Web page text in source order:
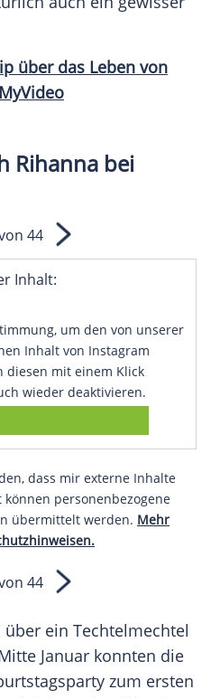
über das Leben von
Rihanna bei
Inhalt:
um den von unserer
Inhalt von Instagram
diesen mit einem Klick
wieder deaktivieren.
dass mir externe Inhalte
personenbezogene
übermittelt werden. Mehr
44
44
über ein Techtelmechtel
Januar konnten die
zum ersten